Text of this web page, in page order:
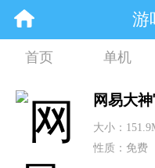
游
首页 单机
资讯 合集
网易大
大小：
性质：免费